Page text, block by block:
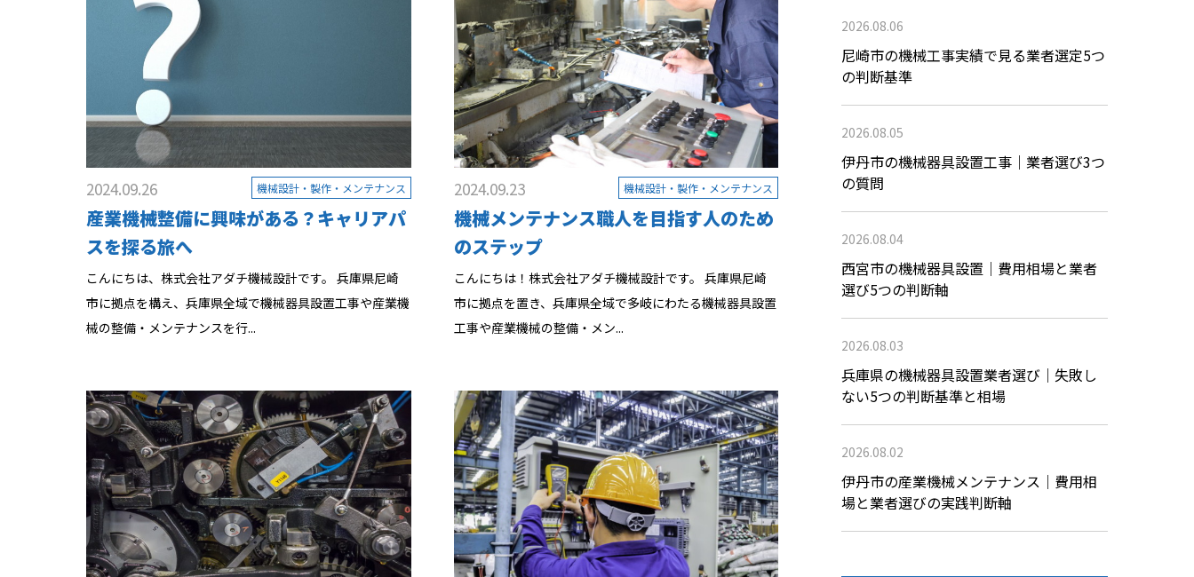
2024.09.26 機械設計・製作・メンテナンス
産業機械整備に興味がある？キャリアパ
スを探る旅へ
こんにちは、株式会社アダチ機械設計です。 兵庫県尼崎
市に拠点を構え、兵庫県全域で機械器具設置工事や産業機
械の整備・メンテナンスを行...
2024.09.23 機械設計・製作・メンテナンス
機械メンテナンス職人を目指す人のため
のステップ
こんにちは！株式会社アダチ機械設計です。 兵庫県尼崎
市に拠点を置き、兵庫県全域で多岐にわたる機械器具設置
工事や産業機械の整備・メン...
2026.08.06
尼崎市の機械工事実績で見る業者選定5つ
の判断基準
2026.08.05
伊丹市の機械器具設置工事｜業者選び3つ
の質問
2026.08.04
西宮市の機械器具設置｜費用相場と業者
選び5つの判断軸
2026.08.03
兵庫県の機械器具設置業者選び｜失敗し
ない5つの判断基準と相場
2026.08.02
伊丹市の産業機械メンテナンス｜費用相
場と業者選びの実践判断軸